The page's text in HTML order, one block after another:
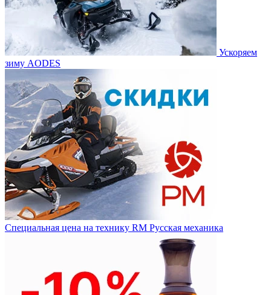
Ускоряем
зиму AODES
Специальная цена на технику RM Русская механика